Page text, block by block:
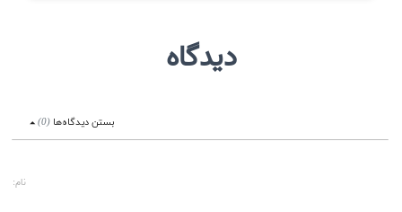
دیدگاه
بستندیدگاه‌ها(
0
)
نام: